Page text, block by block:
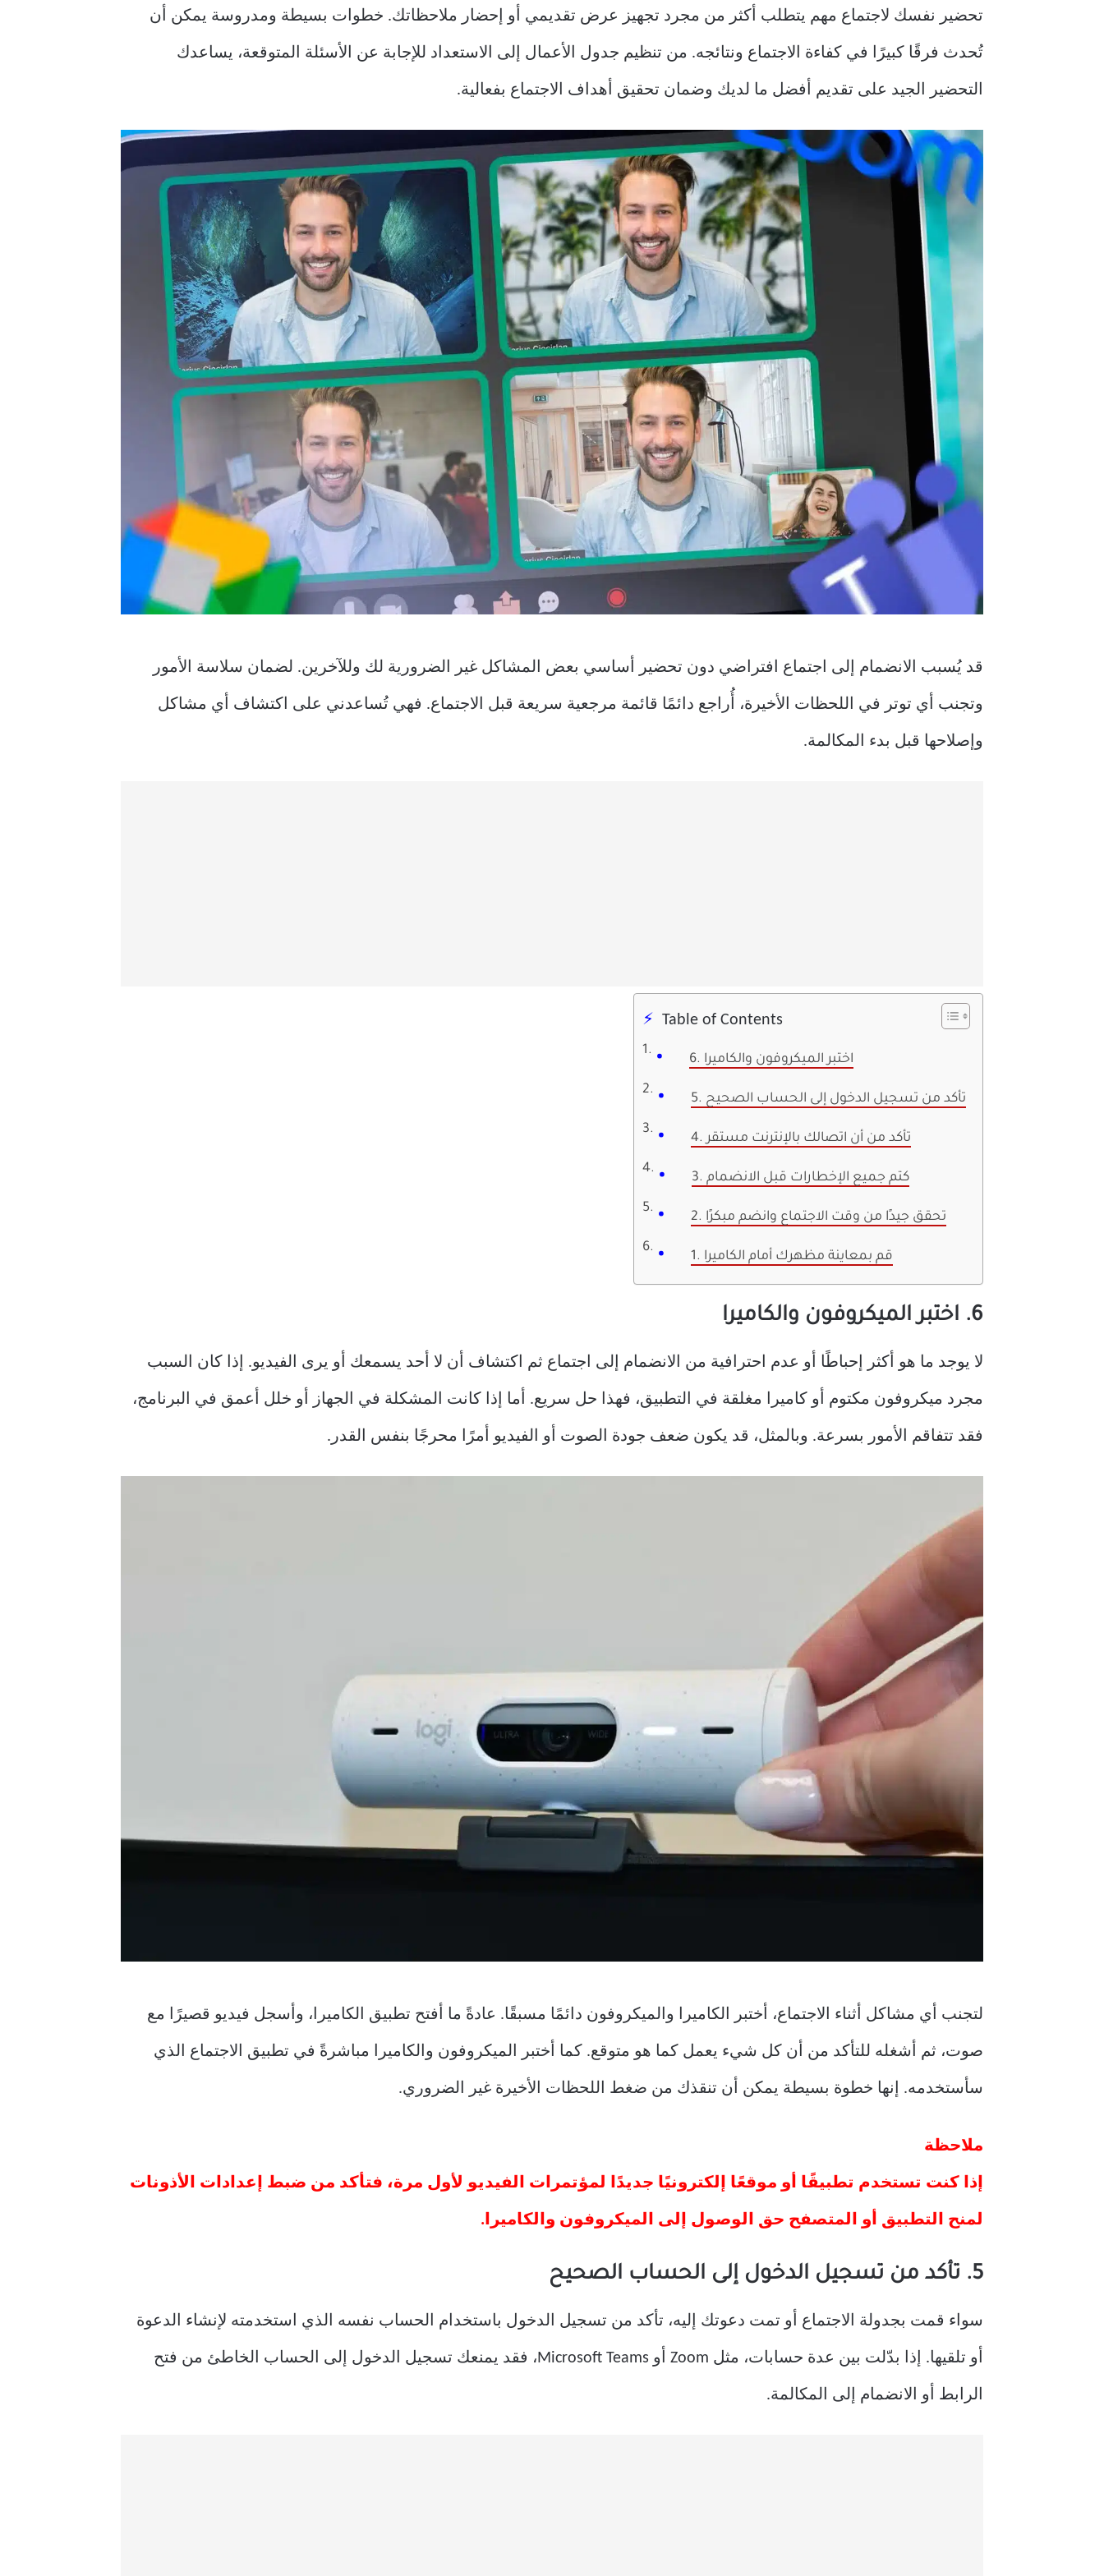
تحضير نفسك لاجتماع مهم يتطلب أكثر من مجرد تجهيز عرض تقديمي أو إحضار ملاحظاتك. خطوات بسيطة ومدروسة يمكن أن
تُحدث فرقًا كبيرًا في كفاءة الاجتماع ونتائجه. من تنظيم جدول الأعمال إلى الاستعداد للإجابة عن الأسئلة المتوقعة، يساعدك
التحضير الجيد على تقديم أفضل ما لديك وضمان تحقيق أهداف الاجتماع بفعالية.
قد يُسبب الانضمام إلى اجتماع افتراضي دون تحضير أساسي بعض المشاكل غير الضرورية لك وللآخرين. لضمان سلاسة الأمور
وتجنب أي توتر في اللحظات الأخيرة، أُراجع دائمًا قائمة مرجعية سريعة قبل الاجتماع. فهي تُساعدني على اكتشاف أي مشاكل
وإصلاحها قبل بدء المكالمة.
Table of Contents
6. اختبر الميكروفون والكاميرا
5. تأكد من تسجيل الدخول إلى الحساب الصحيح
4. تأكد من أن اتصالك بالإنترنت مستقر
3. كتم جميع الإخطارات قبل الانضمام
2. تحقق جيدًا من وقت الاجتماع وانضم مبكرًا
1. قم بمعاينة مظهرك أمام الكاميرا
6. اختبر الميكروفون والكاميرا
لا يوجد ما هو أكثر إحباطًا أو عدم احترافية من الانضمام إلى اجتماع ثم اكتشاف أن لا أحد يسمعك أو يرى الفيديو. إذا كان السبب
مجرد ميكروفون مكتوم أو كاميرا مغلقة في التطبيق، فهذا حل سريع. أما إذا كانت المشكلة في الجهاز أو خلل أعمق في البرنامج،
فقد تتفاقم الأمور بسرعة. وبالمثل، قد يكون ضعف جودة الصوت أو الفيديو أمرًا محرجًا بنفس القدر.
لتجنب أي مشاكل أثناء الاجتماع، أختبر الكاميرا والميكروفون دائمًا مسبقًا. عادةً ما أفتح تطبيق الكاميرا، وأسجل فيديو قصيرًا مع
صوت، ثم أشغله للتأكد من أن كل شيء يعمل كما هو متوقع. كما أختبر الميكروفون والكاميرا مباشرةً في تطبيق الاجتماع الذي
سأستخدمه. إنها خطوة بسيطة يمكن أن تنقذك من ضغط اللحظات الأخيرة غير الضروري.
ملاحظة
إذا كنت تستخدم تطبيقًا أو موقعًا إلكترونيًا جديدًا لمؤتمرات الفيديو لأول مرة، فتأكد من ضبط إعدادات الأذونات
لمنح التطبيق أو المتصفح حق الوصول إلى الميكروفون والكاميرا.
5. تأكد من تسجيل الدخول إلى الحساب الصحيح
سواء قمت بجدولة الاجتماع أو تمت دعوتك إليه، تأكد من تسجيل الدخول باستخدام الحساب نفسه الذي استخدمته لإنشاء الدعوة
أو تلقيها. إذا بدّلت بين عدة حسابات، مثل Zoom أو Microsoft Teams، فقد يمنعك تسجيل الدخول إلى الحساب الخاطئ من فتح
الرابط أو الانضمام إلى المكالمة.